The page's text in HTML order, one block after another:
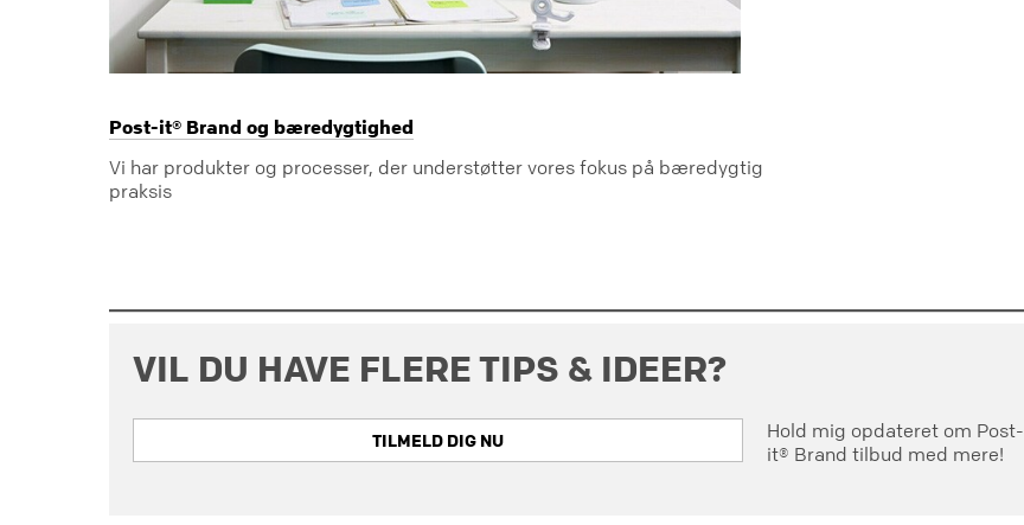
Post-it® Brand og bæredygtighed
Vi har produkter og processer, der understøtter vores fokus på bæredygtig
praksis
VIL DU HAVE FLERE TIPS & IDEER?
TILMELD DIG NU
Hold mig opdateret om Post-
it® Brand tilbud med mere!